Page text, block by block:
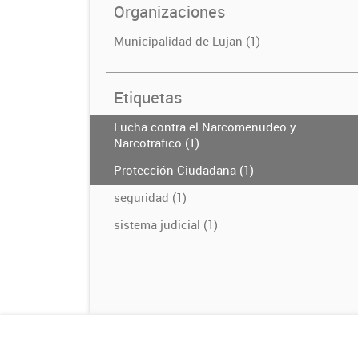
Organizaciones
Municipalidad de Lujan (1)
Etiquetas
Lucha contra el Narcomenudeo y
Narcotrafico (1)
Protección Ciudadana (1)
seguridad (1)
sistema judicial (1)